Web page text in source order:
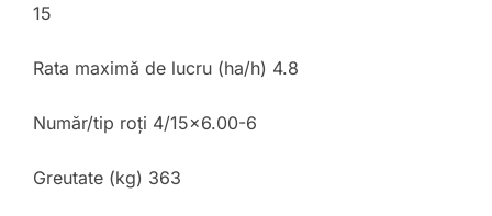
15
Rata maximă de lucru (ha/h) 4.8
Număr/tip roți 4/15×6.00-6
Greutate (kg) 363